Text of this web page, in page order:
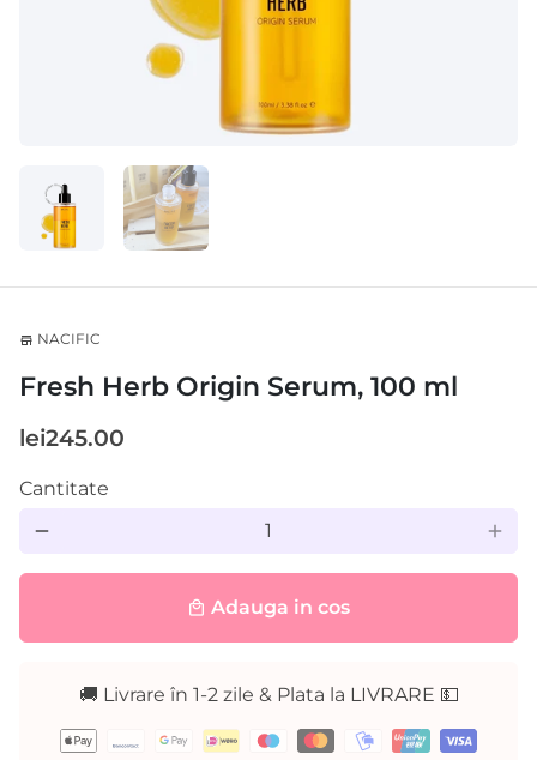
store NACIFIC
Fresh Herb Origin Serum, 100 ml
lei245.00
Cantitate
remove add
local_mall Adauga in cos
🚚 Livrare în 1-2 zile & Plata la LIVRARE 💵
Metode